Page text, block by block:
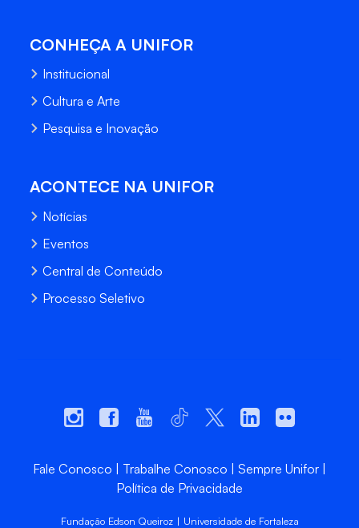
CONHEÇA A UNIFOR
Institucional
Cultura e Arte
Pesquisa e Inovação
ACONTECE NA UNIFOR
Notícias
Eventos
Central de Conteúdo
Processo Seletivo
Fale Conosco Trabalhe Conosco
Sempre Unifor
Política de Privacidade
Fundação Edson Queiroz | Universidade de Fortaleza